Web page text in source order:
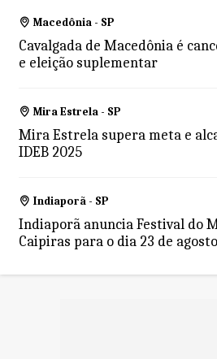
Macedônia - SP
Cavalgada de Macedônia é
e eleição suplementar
Mira Estrela - SP
Mira Estrela supera meta e
IDEB 2025
Indiaporã - SP
Indiaporã anuncia Festival do
Caipiras para o dia 23 de agosto